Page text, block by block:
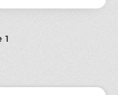
1